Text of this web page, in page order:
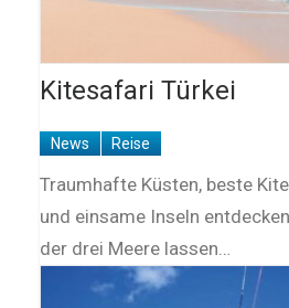
Kitesafari Türkei
News Reise
Traumhafte Küsten, beste
und einsame Inseln
der drei Meere lassen…